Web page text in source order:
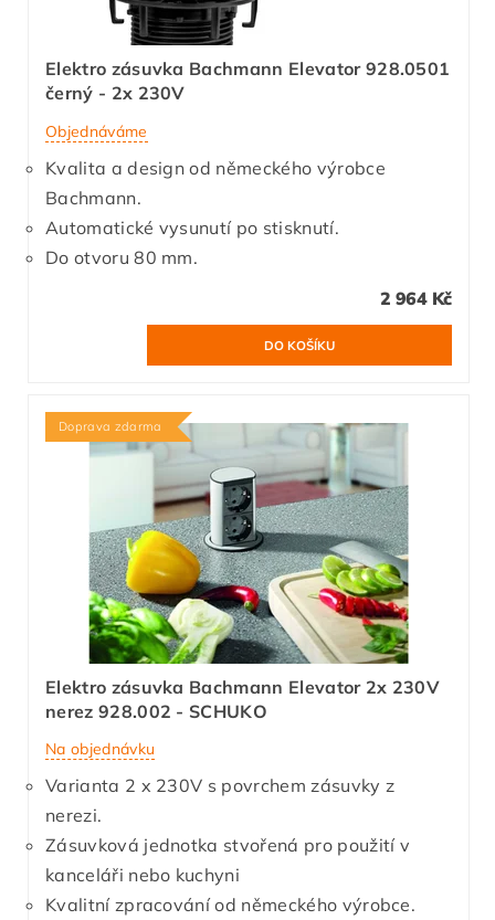
Elektro zásuvka Bachmann Elevator 928.0501
černý - 2x 230V
Objednáváme
Kvalita a design od německého výrobce
Bachmann.
Automatické vysunutí po stisknutí.
Do otvoru 80 mm.
2 964 Kč
Doprava zdarma
Elektro zásuvka Bachmann Elevator 2x 230V
nerez 928.002 - SCHUKO
Na objednávku
Varianta 2 x 230V s povrchem zásuvky z
nerezi.
Zásuvková jednotka stvořená pro použití v
kanceláři nebo kuchyni
Kvalitní zpracování od německého výrobce.